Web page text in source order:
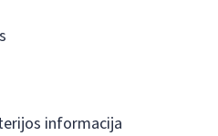
informacija